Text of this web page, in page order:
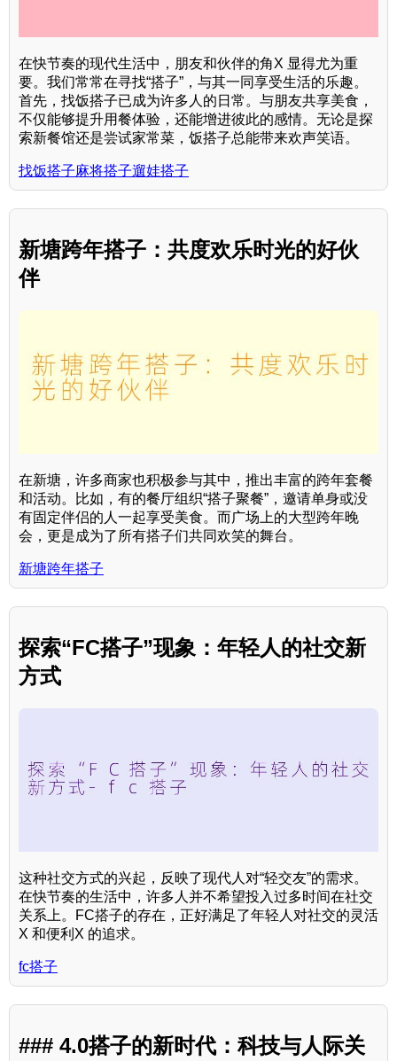
在快节奏的现代生活中，朋友和伙伴的角X 显得尤为重
要。我们常常在寻找“搭子”，与其一同享受生活的乐趣。
首先，找饭搭子已成为许多人的日常。与朋友共享美食，
不仅能够提升用餐体验，还能增进彼此的感情。无论是探
索新餐馆还是尝试家常菜，饭搭子总能带来欢声笑语。
找饭搭子麻将搭子遛娃搭子
新塘跨年搭子：共度欢乐时光的好伙
伴
在新塘，许多商家也积极参与其中，推出丰富的跨年套餐
和活动。比如，有的餐厅组织“搭子聚餐”，邀请单身或没
有固定伴侣的人一起享受美食。而广场上的大型跨年晚
会，更是成为了所有搭子们共同欢笑的舞台。
新塘跨年搭子
探索“FC搭子”现象：年轻人的社交新
方式
这种社交方式的兴起，反映了现代人对“轻交友”的需求。
在快节奏的生活中，许多人并不希望投入过多时间在社交
关系上。FC搭子的存在，正好满足了年轻人对社交的灵活
X 和便利X 的追求。
fc搭子
### 4.0搭子的新时代：科技与人际关